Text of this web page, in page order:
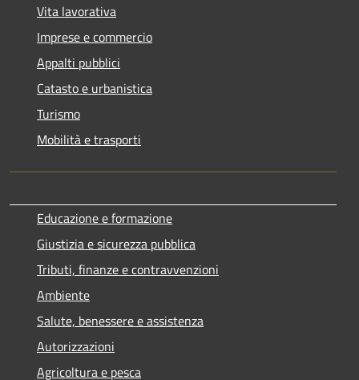
Vita lavorativa
Imprese e commercio
Appalti pubblici
Catasto e urbanistica
Turismo
Mobilità e trasporti
Educazione e formazione
Giustizia e sicurezza pubblica
Tributi, finanze e contravvenzioni
Ambiente
Salute, benessere e assistenza
Autorizzazioni
Agricoltura e pesca